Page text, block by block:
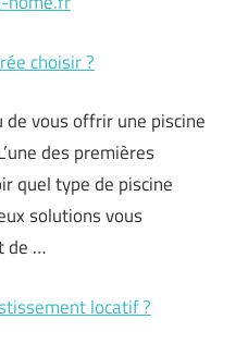
choisir ?
vous offrir une piscine
des premières
quel type de piscine
solutions vous
de …
locatif ?